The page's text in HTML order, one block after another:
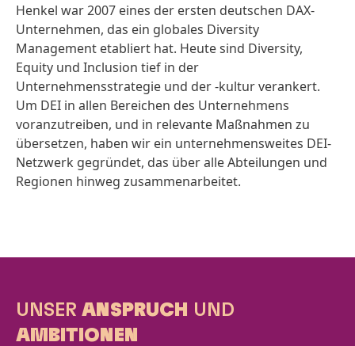
Henkel war 2007 eines der ersten deutschen DAX-
Unternehmen, das ein globales Diversity
Management etabliert hat. Heute sind Diversity,
Equity und Inclusion tief in der
Unternehmensstrategie und der -kultur verankert.
Um DEI in allen Bereichen des Unternehmens
voranzutreiben, und in relevante Maßnahmen zu
übersetzen, haben wir ein unternehmensweites DEI-
Netzwerk gegründet, das über alle Abteilungen und
Regionen hinweg zusammenarbeitet.
UNSER ANSPRUCH UND
AMBITIONEN